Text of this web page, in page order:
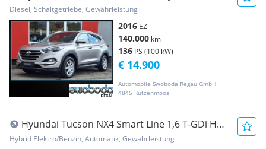
Diesel, Schaltgetriebe, Gewährleistung
2016 EZ
140.000 km
136 PS (100 kW)
Automobile Swoboda Regau GmbH
4845 Rutzenmoos
€ 14.900
Hyundai Tucson NX4 Smart Line 1,6 T-GDi HEV
2WD t7hs1-P20
Hybrid Elektro/Benzin, Automatik, Gewährleistung